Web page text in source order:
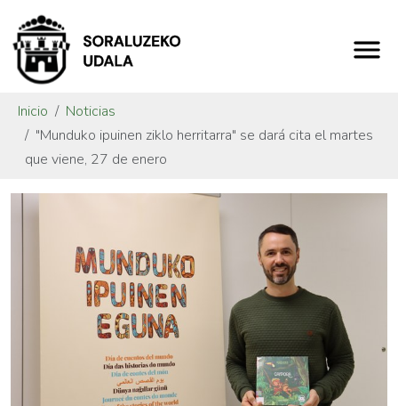
Inicio
Noticias
"Munduko ipuinen ziklo herritarra" se dará cita el martes
que viene, 27 de enero